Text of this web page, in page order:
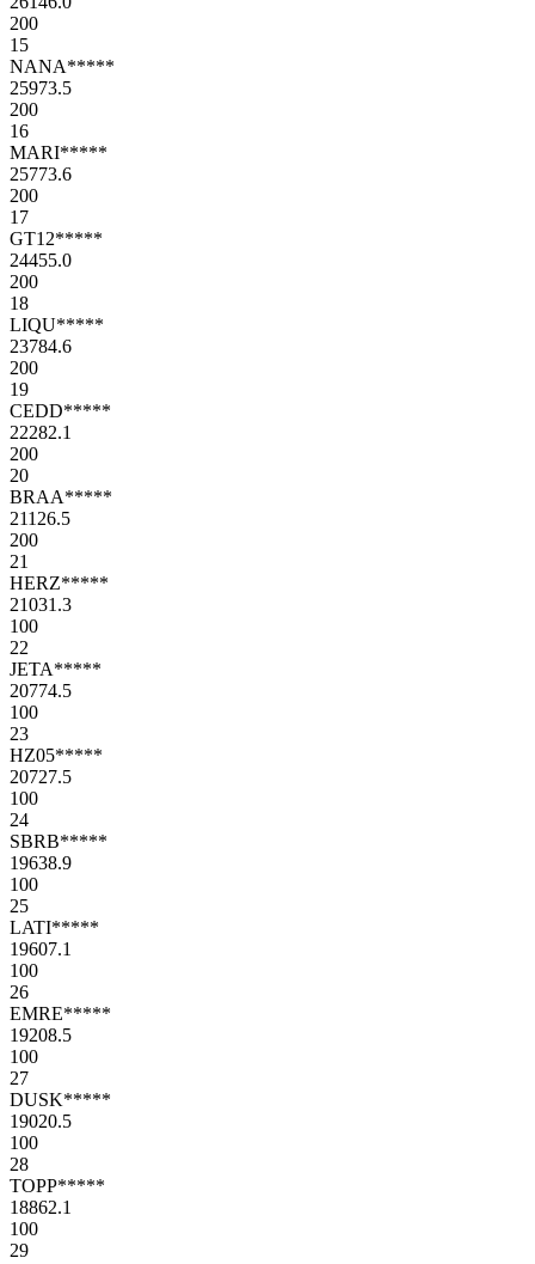
200
15
NANA*****
25973.5
200
16
MARI*****
25773.6
200
17
GT12*****
24455.0
200
18
LIQU*****
23784.6
200
19
CEDD*****
22282.1
200
20
BRAA*****
21126.5
200
21
HERZ*****
21031.3
100
22
JETA*****
20774.5
100
23
HZ05*****
20727.5
100
24
SBRB*****
19638.9
100
25
LATI*****
19607.1
100
26
EMRE*****
19208.5
100
27
DUSK*****
19020.5
100
28
TOPP*****
18862.1
100
29